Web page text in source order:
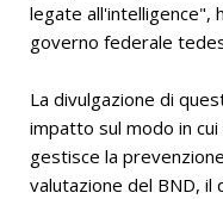
legate all'intelligence",
governo federale
La divulgazione di
impatto sul modo in
gestisce la
valutazione del BND,